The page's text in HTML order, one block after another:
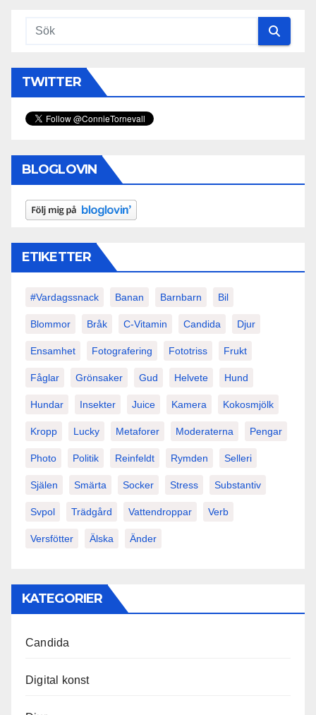
TWITTER
BLOGLOVIN
ETIKETTER
#vardagssnack Banan Barnbarn Bil
Blommor Bråk C-Vitamin Candida Djur
Ensamhet Fotografering Fototriss Frukt
Fåglar Grönsaker Gud Helvete Hund
Hundar Insekter Juice Kamera Kokosmjölk
Kropp Lucky Metaforer Moderaterna Pengar
Photo Politik Reinfeldt Rymden Selleri
Själen Smärta Socker Stress Substantiv
Svpol Trädgård Vattendroppar Verb
Versfötter Älska Änder
KATEGORIER
Candida
Digital konst